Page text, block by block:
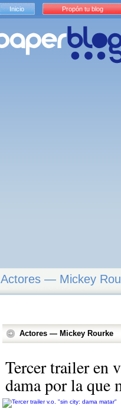
Actores — Mickey
Actores — Mickey Rourke
Tercer trailer en
dama por la que
Inicio Propón tu blog